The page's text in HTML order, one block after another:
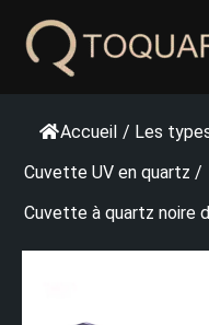
content
Accueil / Les
Cuvette UV en quartz /
Cuvette à quartz noire